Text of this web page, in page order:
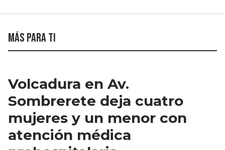
Más para ti
Volcadura en Av.
Sombrerete deja cuatro
mujeres y un menor con
atención médica